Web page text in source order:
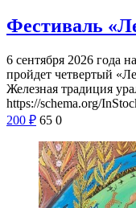
Фестиваль
6 сентября 2026 года
пройдет четвертый
Железная традиция
https://schema.org/
200 ₽ 65 0